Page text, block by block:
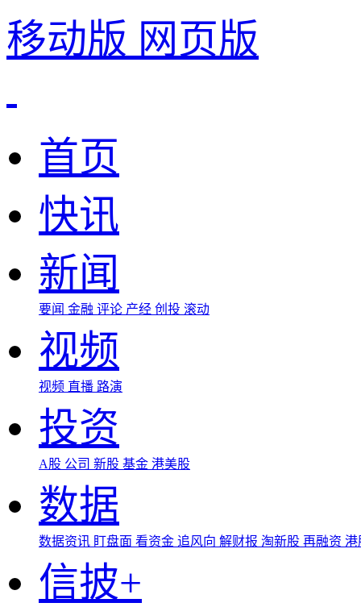
移动版 网页版
首页
快讯
新闻
要闻 金融 评论 产经 创投 滚动
视频
视频 直播 路演
投资
A股 公司 新股 基金 港美股
数据
数据资讯 盯盘面 看资金 追风向 解财报 淘新股 再融资
信披+